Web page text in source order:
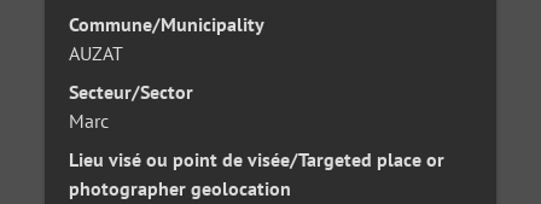
Commune/Municipality
AUZAT
Secteur/Sector
Marc
Lieu visé ou point de visée/Targeted place or
photographer geolocation